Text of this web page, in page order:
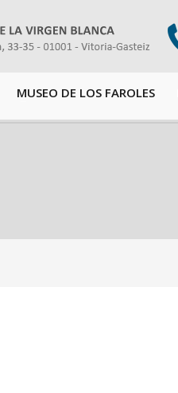
MUSEO DE LOS FAROLES